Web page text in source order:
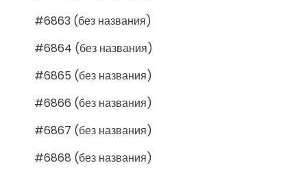
#6863 (без названия)
#6864 (без названия)
#6865 (без названия)
#6866 (без названия)
#6867 (без названия)
#6868 (без названия)